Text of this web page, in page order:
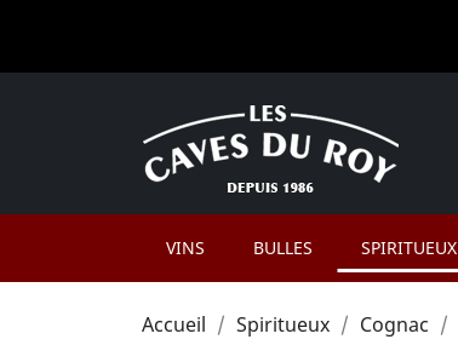
VINS BULLES SPIRITUEUX
Accueil Spiritueux Cognac